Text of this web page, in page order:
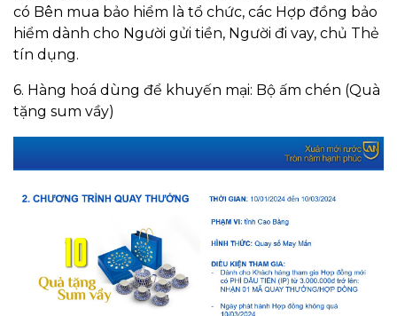
có Bên mua bảo hiểm là tổ chức, các Hợp đồng bảo
hiểm dành cho Người gửi tiền, Người đi vay, chủ Thẻ
tín dụng.
6. Hàng hoá dùng để khuyến mại: Bộ ấm chén (Quà
tặng sum vầy)